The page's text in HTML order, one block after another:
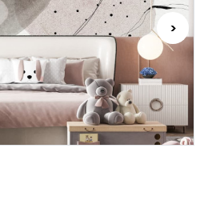
>